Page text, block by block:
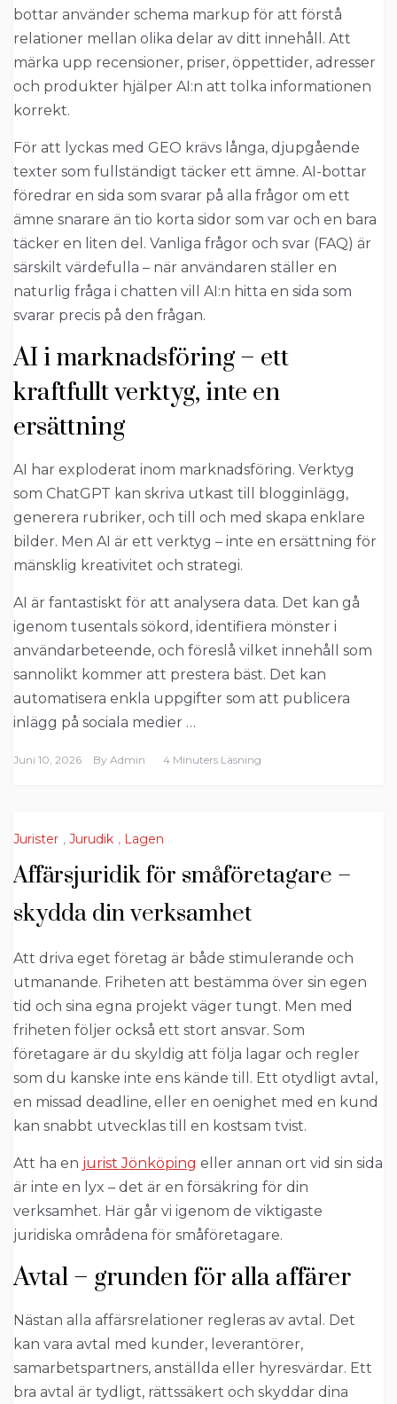
bottar använder schema markup för att förstå
relationer mellan olika delar av ditt innehåll. Att
märka upp recensioner, priser, öppettider, adresser
och produkter hjälper AI:n att tolka informationen
korrekt.
För att lyckas med GEO krävs långa, djupgående
texter som fullständigt täcker ett ämne. AI-bottar
föredrar en sida som svarar på alla frågor om ett
ämne snarare än tio korta sidor som var och en bara
täcker en liten del. Vanliga frågor och svar (FAQ) är
särskilt värdefulla – när användaren ställer en
naturlig fråga i chatten vill AI:n hitta en sida som
svarar precis på den frågan.
AI i marknadsföring – ett
kraftfullt verktyg, inte en
ersättning
AI har exploderat inom marknadsföring. Verktyg
som ChatGPT kan skriva utkast till blogginlägg,
generera rubriker, och till och med skapa enklare
bilder. Men AI är ett verktyg – inte en ersättning för
mänsklig kreativitet och strategi.
AI är fantastiskt för att analysera data. Det kan gå
igenom tusentals sökord, identifiera mönster i
användarbeteende, och föreslå vilket innehåll som
sannolikt kommer att prestera bäst. Det kan
automatisera enkla uppgifter som att publicera
inlägg på sociala medier …
Juni 10, 2026 By Admin 4 Minuters Läsning
Jurister , Jurudik , Lagen
Affärsjuridik för småföretagare –
skydda din verksamhet
Att driva eget företag är både stimulerande och
utmanande. Friheten att bestämma över sin egen
tid och sina egna projekt väger tungt. Men med
friheten följer också ett stort ansvar. Som
företagare är du skyldig att följa lagar och regler
som du kanske inte ens kände till. Ett otydligt avtal,
en missad deadline, eller en oenighet med en kund
kan snabbt utvecklas till en kostsam tvist.
Att ha en jurist Jönköping eller annan ort vid sin sida
är inte en lyx – det är en försäkring för din
verksamhet. Här går vi igenom de viktigaste
juridiska områdena för småföretagare.
Avtal – grunden för alla affärer
Nästan alla affärsrelationer regleras av avtal. Det
kan vara avtal med kunder, leverantörer,
samarbetspartners, anställda eller hyresvärdar. Ett
bra avtal är tydligt, rättssäkert och skyddar dina